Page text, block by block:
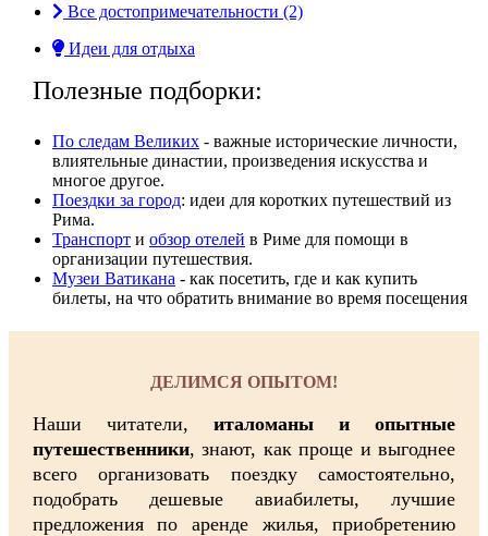
Все достопримечательности (2)
Идеи для отдыха
Полезные подборки:
По следам Великих - важные исторические личности,
влиятельные династии, произвeдения искусства и
многое другое.
Поездки за город: идеи для коротких путешествий из
Рима.
Транспорт и обзор отелей в Риме для помощи в
организации путешествия.
Музеи Ватикана - как посетить, где и как купить
билеты, на что обратить внимание во время посещения
ДЕЛИМСЯ ОПЫТОМ!
Наши читатели, италоманы и опытные
путешественники, знают, как проще и выгоднее
всего организовать поездку самостоятельно,
подобрать дешевые авиабилеты, лучшие
предложения по аренде жилья, приобретению